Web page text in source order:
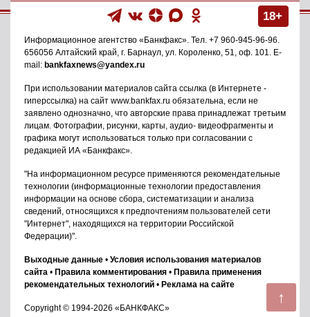
↑
18+
Информационное агентство «Банкфакс» . Тел. +7 960-945-96-96
656056 Алтайский край, г. Барнаул ул. Короленко, 51, оф. 101
. E-
mail: bankfaxnews@yandex.ru
При использовании материалов сайта ссылка (в Интернете -
гиперссылка) на сайт www.bankfax.ru обязательна, если не
заявлено однозначно, что авторские права принадлежат третьим
лицам. Фотографии, рисунки, карты, аудио- видеофрагменты и
графика могут использоваться только при согласовании с
редакцией ИА «Банкфакс».
"На информационном ресурсе применяются рекомендательные
технологии (информационные технологии предоставления
информации на основе сбора, систематизации и анализа
сведений, относящихся к предпочтениям пользователей сети
"Интернет", находящихся на территории Российской
Федерации)".
Выходные данные • Условия использования материалов
сайта • Правила комментирования • Правила применения
рекомендательных технологий • Реклама на сайте
Copyright © 1994-2026 «БАНКФАКС»